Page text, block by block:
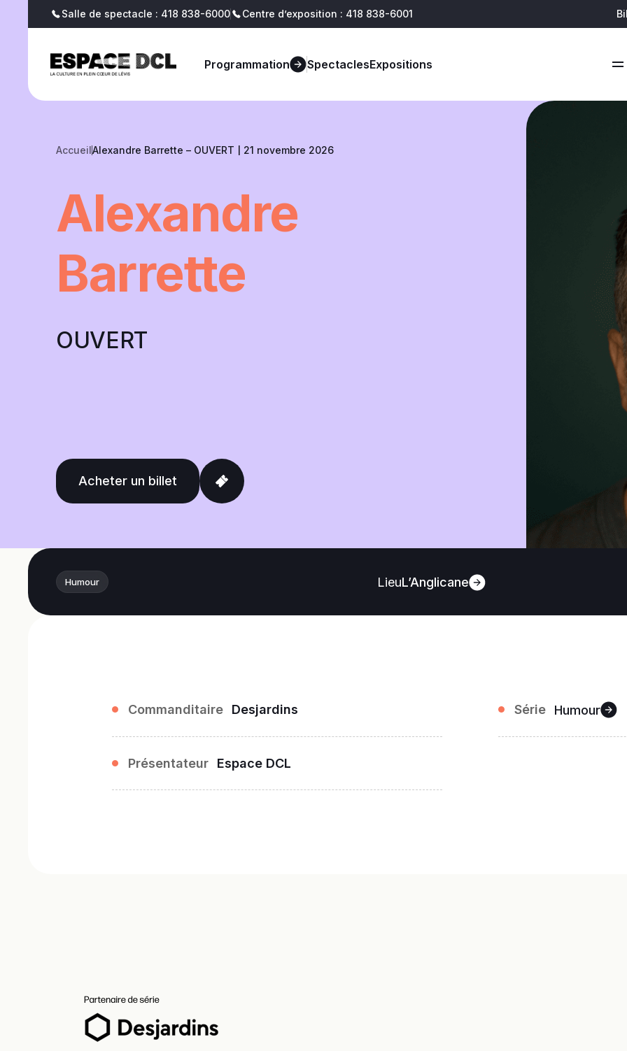
Salle de spectacle : 418 838-6000 Centre d’exposition : 418 838-6001
Programmation SpectaclesExpositions
Billetterie Blogue soutenir joindre
AccueilAlexandre Barrette – OUVERT | 21 novembre 2026
Alexandre
Barrette
OUVERT
Acheter un billet
Humour LieuL’Anglicane
Commanditaire Desjardins Série Humour
Présentateur Espace DCL